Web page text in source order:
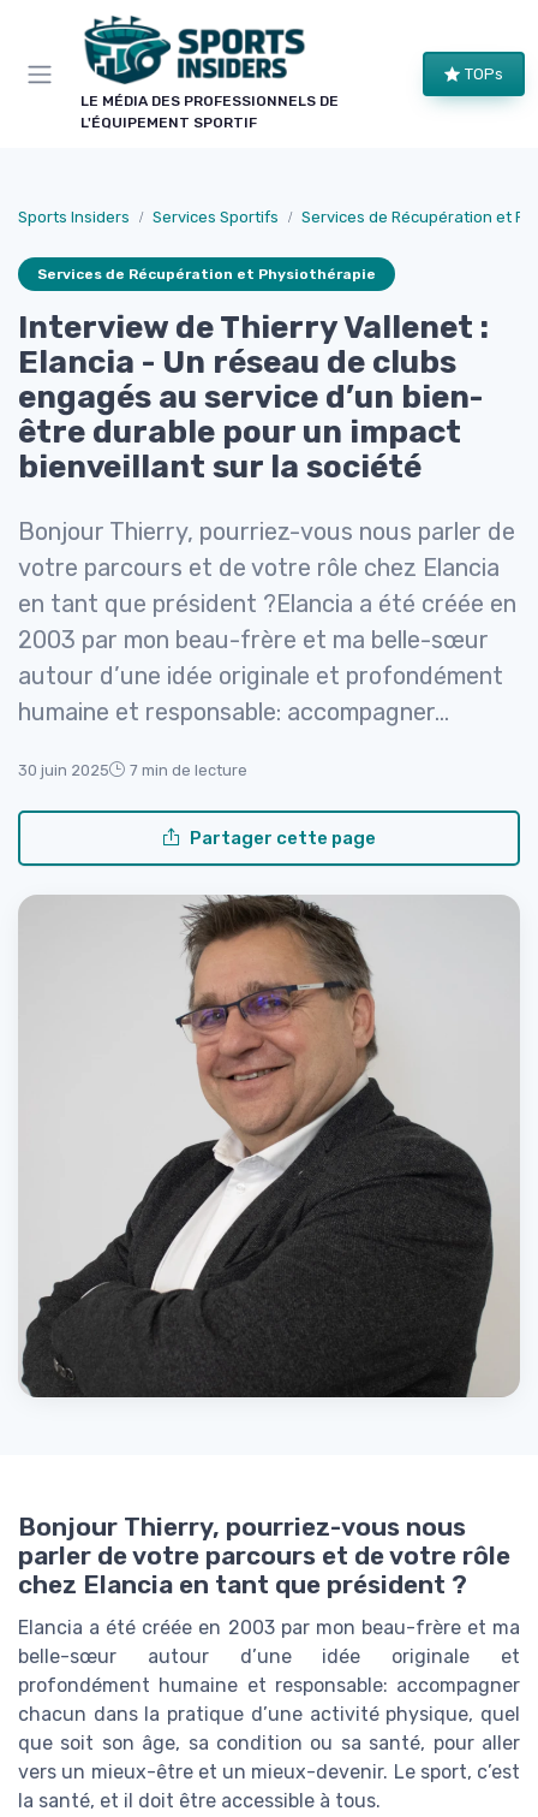
LE MÉDIA DES PROFESSIONNELS DE
L'ÉQUIPEMENT SPORTIF
TOPs
Sports Insiders Services Sportifs Services de Récupération et
Services de Récupération et Physiothérapie
Interview de Thierry Vallenet :
Elancia - Un réseau de clubs
engagés au service d’un bien-
être durable pour un impact
bienveillant sur la société
Bonjour Thierry, pourriez-vous nous parler de
votre parcours et de votre rôle chez Elancia
en tant que président ?Elancia a été créée en
2003 par mon beau-frère et ma belle-sœur
autour d’une idée originale et profondément
humaine et responsable: accompagner...
30 juin 2025 7 min de lecture
Partager cette page
Bonjour Thierry, pourriez-vous nous
parler de votre parcours et de votre rôle
chez Elancia en tant que président ?
Elancia a été créée en 2003 par mon beau-frère et ma
belle-sœur autour d’une idée originale et
profondément humaine et responsable: accompagner
chacun dans la pratique d’une activité physique, quel
que soit son âge, sa condition ou sa santé, pour aller
vers un mieux-être et un mieux-devenir. Le sport, c’est
la santé, et il doit être accessible à tous.
→ Je rejoins le club
* En rejoignant le club, j'accepte de recevoir les emails
de Sports Insiders et les offres de ses partenaires.
Panneau de gestion des cookies